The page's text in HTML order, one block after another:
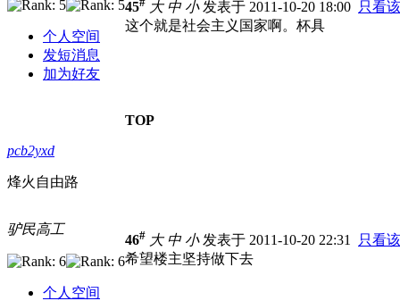
个人空间
发短消息
加为好友
45 大 中 小发表于 2011-10-20 18:00 只看
这个就是社会主义国家啊。杯具
TOP
pcb2yxd
烽火自由路
驴民高工
个人空间
46# 大 中 小发表于 2011-10-20 22:31
只看
希望楼主坚持做下去